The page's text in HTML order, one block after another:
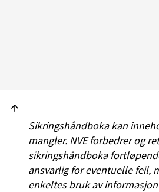
Sikringshåndboka kan
mangler. NVE forbedrer og
sikringshåndboka
ansvarlig for eventuelle feil,
enkeltes bruk av